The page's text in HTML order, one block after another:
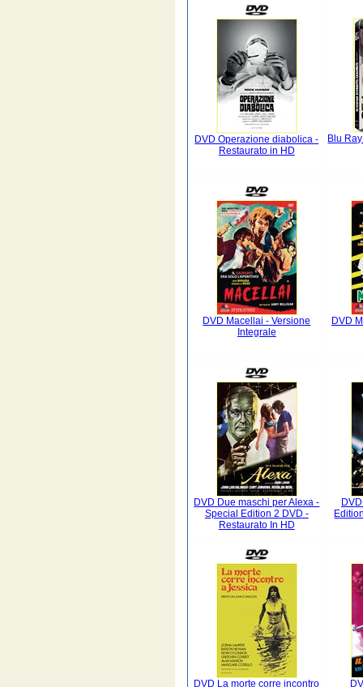
DVD Operazione diabolica -
Restaurato in HD
Blu
DVD Macellai - Versione
Integrale
DVD
DVD Due maschi per Alexa -
Special Edition 2 DVD -
Restaurato In HD
DVD La morte corre incontro